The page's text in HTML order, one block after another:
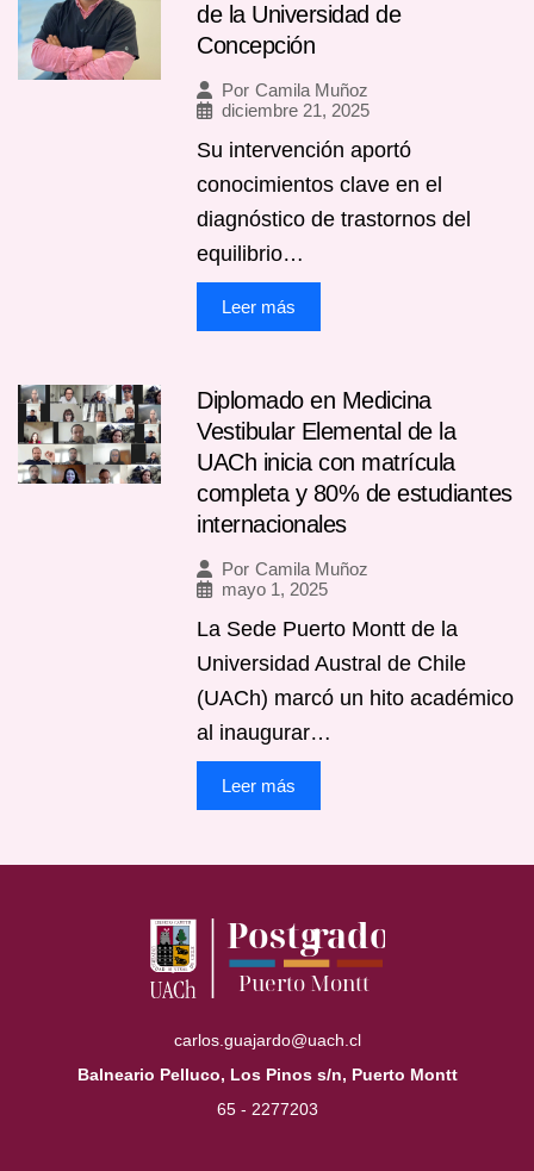
de la Universidad de
Concepción
Por Camila Muñoz
diciembre 21, 2025
Su intervención aportó
conocimientos clave en el
diagnóstico de trastornos del
equilibrio…
Leer más
Diplomado en Medicina
Vestibular Elemental de la
UACh inicia con matrícula
completa y 80% de estudiantes
internacionales
Por Camila Muñoz
mayo 1, 2025
La Sede Puerto Montt de la
Universidad Austral de Chile
(UACh) marcó un hito académico
al inaugurar…
Leer más
carlos.guajardo@uach.cl
Balneario Pelluco, Los Pinos s/n, Puerto Montt
65 - 2277203